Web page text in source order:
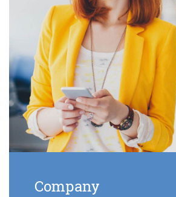
Company